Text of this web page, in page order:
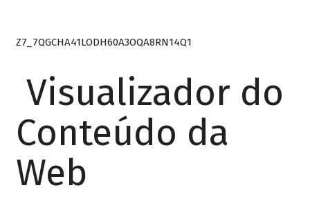
Z7_7QGCHA41LODH60A3OQA8RN14Q1
Visualizador do
Conteúdo da
Web